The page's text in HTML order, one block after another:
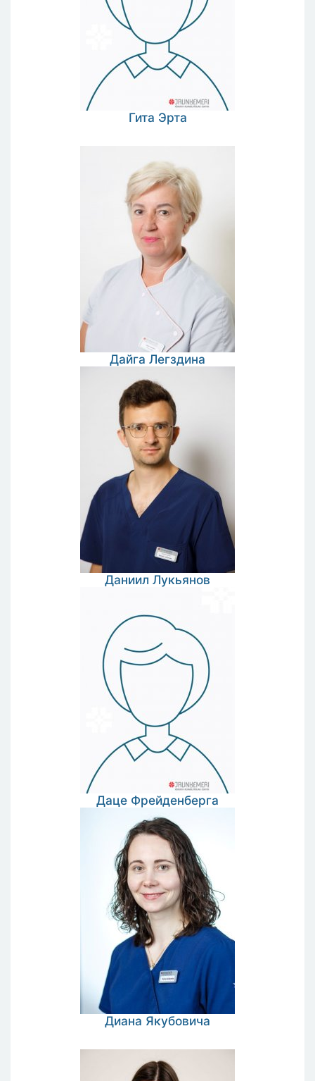
Гита Эрта
Дайга Легздина
Даниил Лукьянов
Даце Фрейденберга
Диана Якубовича